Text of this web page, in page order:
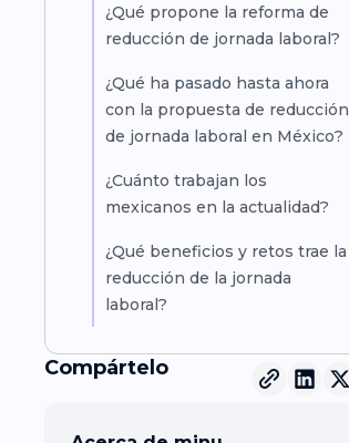
¿Qué propone la reforma de
reducción de jornada laboral?
¿Qué ha pasado hasta ahora
con la propuesta de reducción
de jornada laboral en México?
¿Cuánto trabajan los
mexicanos en la actualidad?
¿Qué beneficios y retos trae la
reducción de la jornada
laboral?
Compártelo